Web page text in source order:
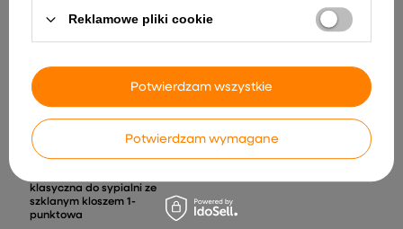
klasyczna do sypialni ze
szklanym kloszem 1-
punktowa
Lampa sufitowa Glossy
listwa regulowana 3-
punktowa do salonu
metalowa
214,99 zł
Reklamowe pliki cookie
Potwierdzam wymagane
Potwierdzam wszystkie